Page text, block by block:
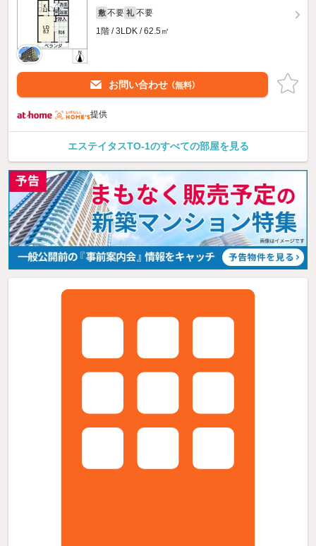
敷 不要 礼 不要
1階 / 3LDK / 62.5㎡
お問い合わせ （無料）
提供
エステイタスTO-1のすべての部屋を見る